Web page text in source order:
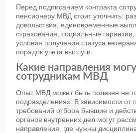
Перед подписанием контракта
пенсионеру МВД стоит уточнить:
довольствия, единовременные
страхования, социальные гарантии,
условия получения статуса
порядок учета выслуги.
Какие направления
сотрудникам МВД
Опыт МВД может быть полезен не
подразделениях. В зависимости от
требований отбора бывшие и
органов внутренних дел могут
направления, где нужны